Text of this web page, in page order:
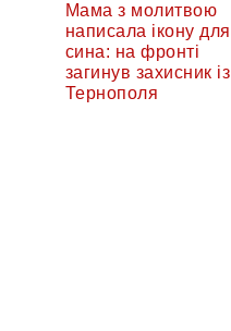
Мама з молитвою
написала ікону для
сина: на фронті
загинув захисник із
Тернополя